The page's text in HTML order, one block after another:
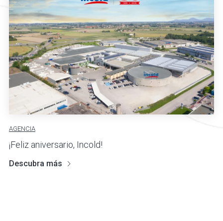
AGENCIA
¡Feliz aniversario, Incold!
Descubra más